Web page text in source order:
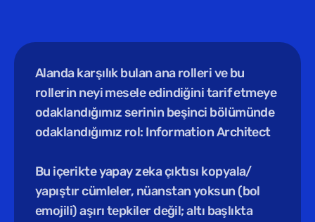
Alanda karşılık bulan ana rolleri ve bu
rollerin neyi mesele edindiğini tarif etmeye
odaklandığımız serinin beşinci bölümünde
odaklandığımız rol: Information Architect
Bu içerikte yapay zeka çıktısı kopyala/
yapıştır cümleler, nüanstan yoksun (bol
emojili) aşırı tepkiler değil; altı başlıkta